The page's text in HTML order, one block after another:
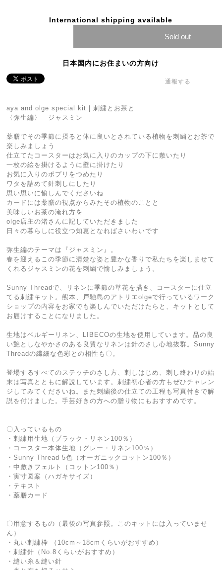
International shipping available
Sold out
日本国内にお住まいの方向け
通報する
aya and olge special kit | 刺繍とお茶と
〈弥生編〉 ジャスミン
薬膳でその季節に摂ると体に良いとされている植物を刺繍とお茶で
楽しみましょう
仕立てたコースターはお気に入りのカップの下に敷いたり
一枚の絵を掛けるように壁に掛けたり
お気に入りのポプリをつめたり
ワタを詰めて針刺しにしたり
思い思いに愉しんでくださいね
カードには薬膳の視点からみたその植物のことと
美味しいお茶の淹れ方を
olge店主の渚さんに記していただきました
日々の暮らしに役立つ知恵となればさいわいです
弥生編のテーマは『ジャスミン』。
春を迎えるこの季節に清楚な姿と豊かな香りで私たちを楽しませて
くれるジャスミンの花を刺繍で愉しみましょう。
Sunny Threadで、リネンに季節の草花を描き、コースターに仕立
てる刺繍キット。熊本、戸馳島のアトリエolgeで行っているワーク
ショップの内容をお家でも楽しんでいただけたらと、キットとして
お届けすることになりました。
生地はベルギーリネン、LIBECOの生地を使用しています。品の良
い艶としなやかさのある良質なリネンは針のさし心地抜群。Sunny
Threadの繊細な色彩との相性も〇。
登場するすべてのステッチのさし方、刺しはじめ、刺し終わりの始
末は写真とともに解説しています。刺繍初心者の方もぜひチャレン
ジしてみてくださいね。また刺繍後の仕立ての工程も写真付きで解
説を付けました。手芸好きの方への贈り物にもおすすめです。
〇入っているもの
・刺繍用生地（ブラック・リネン100％）
・コースター本体生地（グレー・リネン100％）
・Sunny Thread 5色（オーガニックコットン100％）
・中敷きフェルト（コットン100％）
・実寸図案（ハガキサイズ）
・テキスト
・薬膳カード
〇用意するもの（最後の写真参照。このキットには入っていませ
ん）
・丸い刺繍枠 （10cm～18cmくらいがおすすめ）
・刺繍針（No.8くらいがおすすめ）
・縫い糸＆縫い針